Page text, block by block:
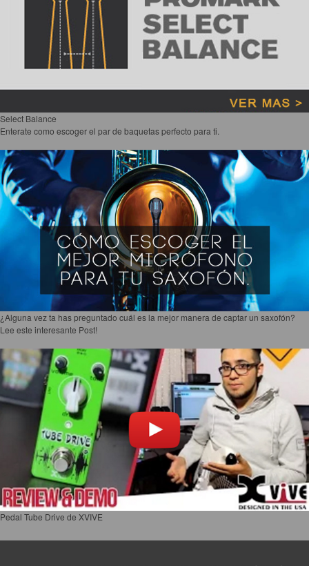
Select Balance
Enterate como escoger el par de baquetas perfecto para ti.
¿Alguna vez ta has preguntado cuál es la mejor manera de captar un saxofón?
Lee este interesante Post!
Pedal Tube Drive de XVIVE